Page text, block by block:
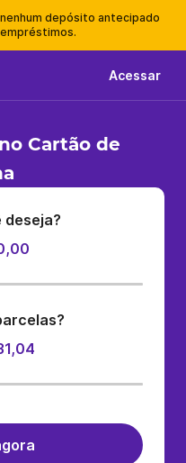
depósito antecipado
Acessar
Cartão de
deseja?